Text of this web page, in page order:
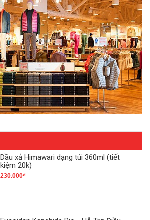
Dầu xả Himawari dạng túi 360ml (tiết
kiệm 20k)
230.000₫